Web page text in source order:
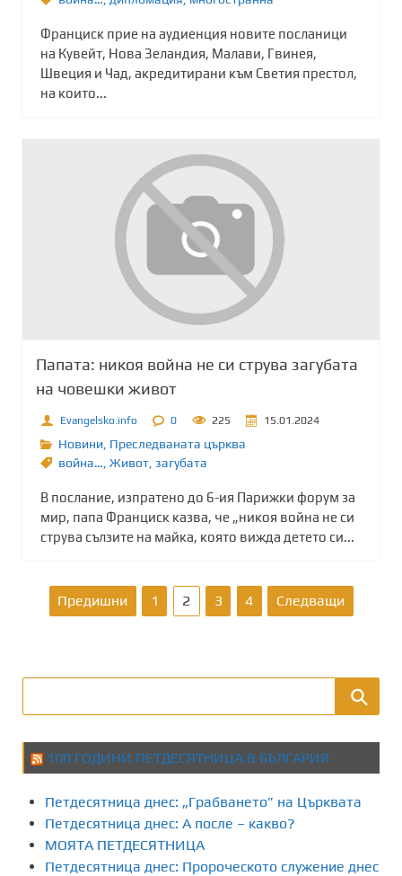
Франциск прие на аудиенция новите посланици
на Кувейт, Нова Зеландия, Малави, Гвинея,
Швеция и Чад, акредитирани към Светия престол,
на които...
Папата: никоя война не си струва загубата
на човешки живот
Evangelsko.info 0 225 15.01.2024
Новини Преследваната църква
война… Живот загубата
В послание, изпратено до 6-ия Парижки форум за
мир, папа Франциск казва, че „никоя война не си
струва сълзите на майка, която вижда детето си...
з
д
е
я
н
Предишни 1 2 3 4 Следващи
100 ГОДИНИ ПЕТДЕСЯТНИЦА В БЪЛГАРИЯ
Петдесятница днес: „Грабването” на Църквата
Петдесятница днес: А после – какво?
МОЯТА ПЕТДЕСЯТНИЦА
Петдесятница днес: Пророческото служение днес